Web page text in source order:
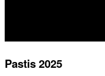
Pastis 2025